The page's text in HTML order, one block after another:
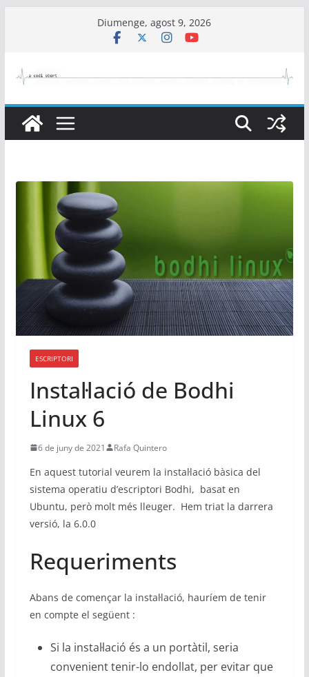
Diumenge, agost 9, 2026
ESCRIPTORI
Instal·lació de Bodhi
Linux 6
6 de juny de 2021 Rafa Quintero
En aquest tutorial veurem la instal·lació bàsica del
sistema operatiu d’escriptori Bodhi, basat en
Ubuntu, però molt més lleuger. Hem triat la darrera
versió, la 6.0.0
Requeriments
Abans de començar la instal·lació, hauríem de tenir
en compte el següent :
Si la instal·lació és a un portàtil, seria
convenient tenir-lo endollat, per evitar que